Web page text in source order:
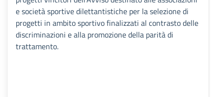
e società sportive dilettantistiche per la selezione di
progetti in ambito sportivo finalizzati al contrasto delle
discriminazioni e alla promozione della parità di
trattamento.